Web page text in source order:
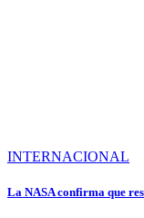
INTERNACIONAL
La NASA confirma que